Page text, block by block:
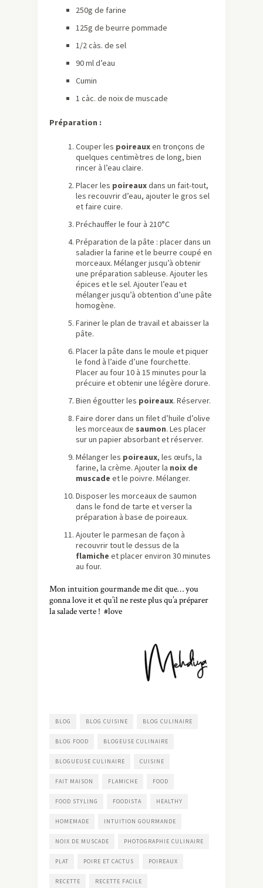
250g de farine
125g de beurre pommade
1/2 càs. de sel
90 ml d’eau
Cumin
1 càc. de noix de muscade
Préparation :
Couper les poireauxen tronçons de
quelques centimètres de long, bien
rincer à l’eau claire.
Placer les poireauxdans un fait-tout,
les recouvrir d’eau, ajouter le gros sel
et faire cuire.
Préchauffer le four à 210°C
Préparation de la pâte : placer dans un
saladier la farine et le beurre coupé en
morceaux. Mélanger jusqu’à obtenir
une préparation sableuse. Ajouter les
épices et le sel. Ajouter l’eau et
mélanger jusqu’à obtention d’une pâte
homogène.
Fariner le plan de travail et abaisser la
pâte.
Placer la pâte dans le moule et piquer
le fond à l’aide d’une fourchette.
Placer au four 10 à 15 minutes pour la
précuire et obtenir une légère dorure.
Bien égoutter les poireaux. Réserver.
Faire dorer dans un filet d’huile d’olive
les morceaux de saumon. Les placer
sur un papier absorbant et réserver.
Mélanger les poireaux, les œufs, la
farine, la crème. Ajouter la noix de
muscade et le poivre. Mélanger.
Disposer les morceaux de saumon
dans le fond de tarte et verser la
préparation à base de poireaux.
Ajouter le parmesan de façon à
recouvrir tout le dessus de la
flamiche et placer environ 30 minutes
au four.
Mon intuition gourmande me dit que… you
gonna love it et qu’il ne reste plus qu’a préparer
la salade verte ! #love
BLOG BLOG CUISINE BLOG CULINAIRE
BLOG FOOD BLOGEUSE CULINAIRE
BLOGUEUSE CULINAIRE CUISINE
FAIT MAISON FLAMICHE FOOD
FOOD STYLING FOODISTA HEALTHY
HOMEMADE INTUITION GOURMANDE
NOIX DE MUSCADE PHOTOGRAPHIE CULINAIRE
PLAT POIRE ET CACTUS POIREAUX
RECETTE RECETTE FACILE